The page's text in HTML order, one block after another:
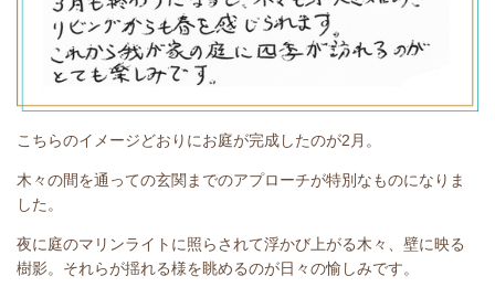
こちらのイメージどおりにお庭が完成したのが2月。
木々の間を通っての玄関までのアプローチが特別なものになりま
した。
夜に庭のマリンライトに照らされて浮かび上がる木々、壁に映る
樹影。それらが揺れる様を眺めるのが日々の愉しみです。